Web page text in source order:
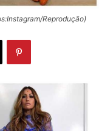
Reprodução)